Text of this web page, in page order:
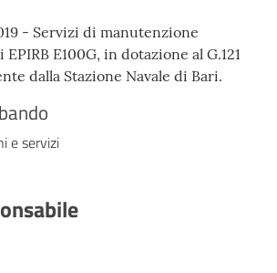
- Servizi di manutenzione
E100G, in dotazione al G.121
dalla Stazione Navale di Bari.
e servizi